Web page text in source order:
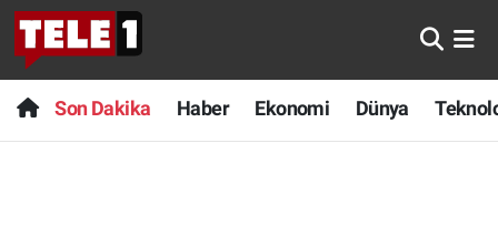
Son Dakika Haber Ekonomi Dünya
Anında Manşet
Başka Sohbetler
Son Dakika
Haber
Nöbetçi Eczaneler
Hava Durumu